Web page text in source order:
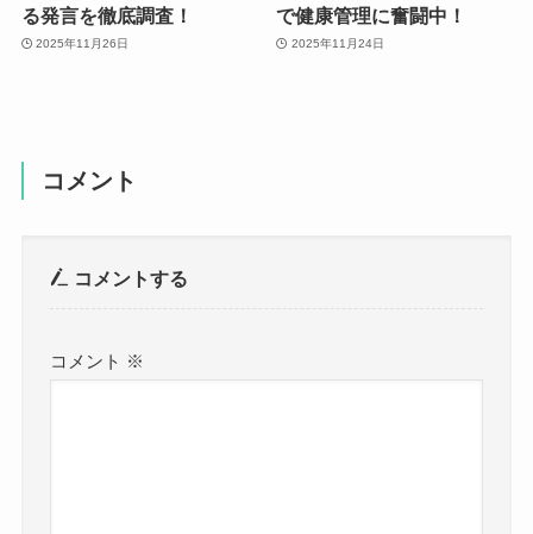
る発言を徹底調査！
2025年11月26日
で健康管理に奮闘中！
2025年11月24日
コメント
コメントする
コメント ※